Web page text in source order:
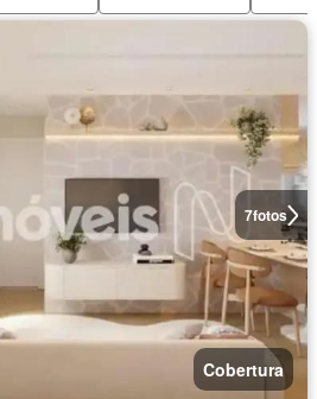
7fotos
Cobertura